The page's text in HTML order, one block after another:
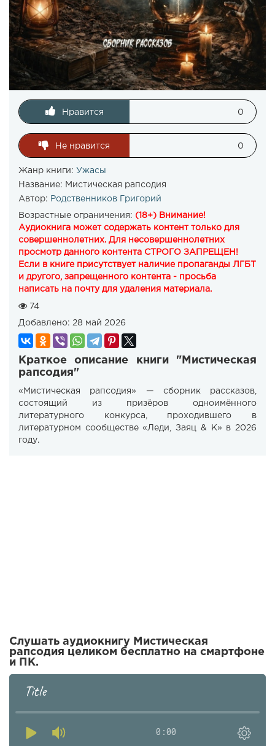
Нравится 0
Не нравится 0
Жанр книги: Ужасы
Название: Мистическая рапсодия
Автор: Родственников Григорий
Возрастные ограничения: (18+) Внимание!
Аудиокнига может содержать контент только для
совершеннолетних. Для несовершеннолетних
просмотр данного контента СТРОГО ЗАПРЕЩЕН!
Если в книге присутствует наличие пропаганды ЛГБТ
и другого, запрещенного контента - просьба
написать на почту для удаления материала.
74
Добавлено: 28 май 2026
Краткое описание книги "Мистическая
рапсодия"
«Мистическая рапсодия» — сборник рассказов,
состоящий из призёров одноимённого
литературного конкурса, проходившего в
литературном сообществе «Леди, Заяц & К» в 2026
году.
Слушать аудиокнигу Мистическая
рапсодия целиком бесплатно на смартфоне
и ПК.
Title
0:00